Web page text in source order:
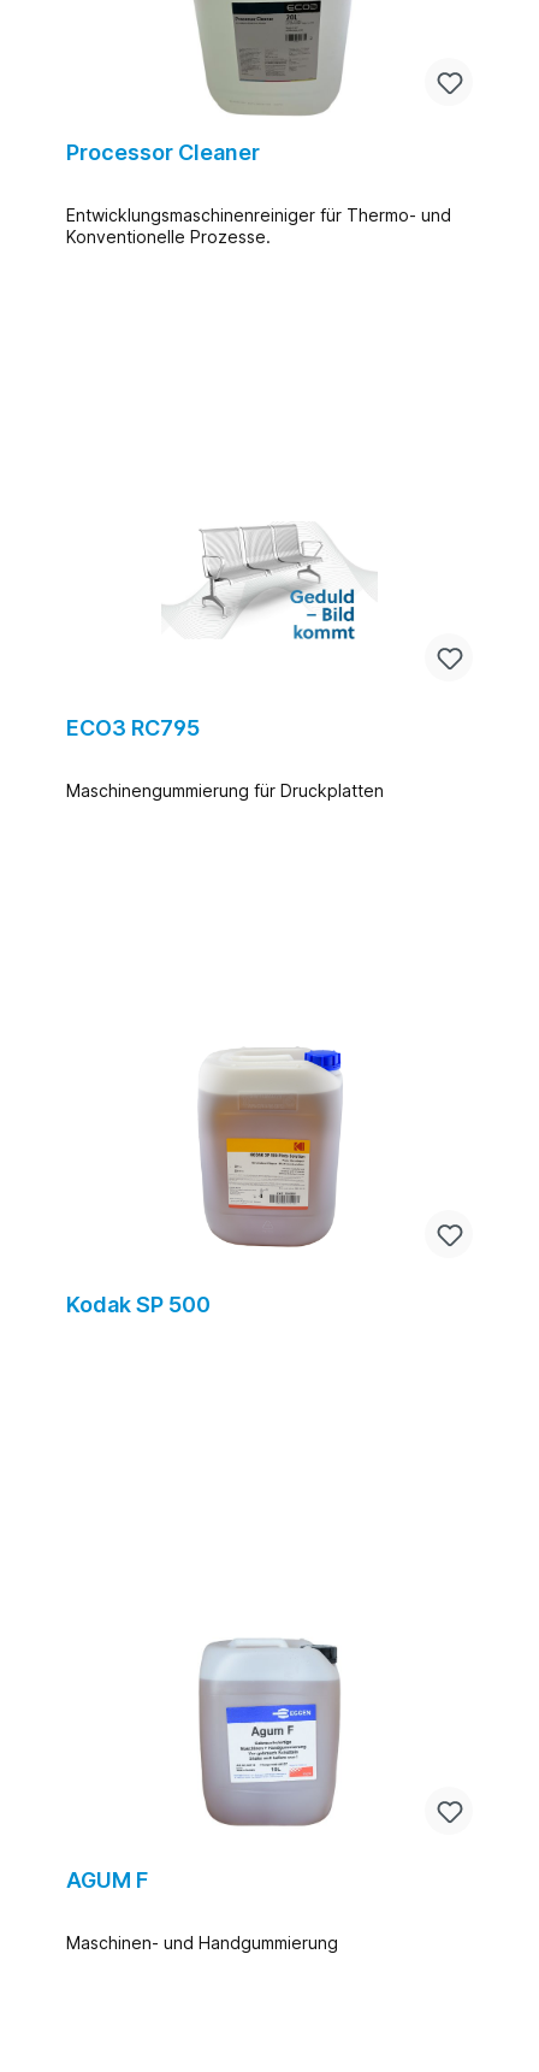
Processor Cleaner
Entwicklungsmaschinenreiniger für Thermo- und
Konventionelle Prozesse.
ECO3 RC795
Maschinengummierung für Druckplatten
Kodak SP 500
AGUM F
Maschinen- und Handgummierung